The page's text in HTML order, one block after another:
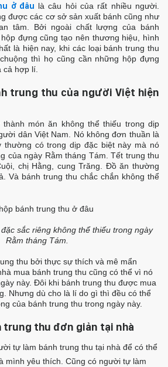
ở đâu là câu hỏi của rất nhiều người.
được các cơ sở sản xuất bánh cũng như
tâm. Bởi ngoài chất lượng của bánh
đựng cũng tạo nên thương hiệu, hình
là hiện nay, khi các loại bánh trung thu
thì họ cũng cần những hộp đựng
cả hợp lí.
trung thu của người Việt hiện
món ăn không thể thiếu trong dịp
dân Việt Nam. Nó không đơn thuần là
thường có trong dịp đặc biệt này mà nó
của ngày Rằm tháng Tám. Tết trung thu
chị Hằng, cung Trăng. Đồ ăn thường
Và bánh trung thu chắc chắn không thể
sắc riêng không thể thiếu trong ngày
Rằm tháng Tám.
thu bởi thực sự thích và mê mẩn
mua bánh trung thu cũng có thể vì nó
này. Đôi khi bánh trung thu được mua
Nhưng dù cho là lí do gì thì đều có thể
của bánh trung thu trong ngày này.
trung thu đơn giản tại nhà
tự làm bánh trung thu tại nhà để có thể
mình yêu thích. Cũng có người tự làm